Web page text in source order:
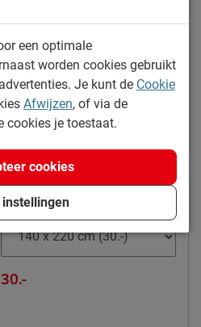
Nee
Lowen
kunststof
5 jaar garantie op de box en
het matras volgens
Beddenreus voorwaarden; 3
jaar op het topmatras
volgens Beddenreus
Kies alternatief
dekbed synthetisch
5% korting
Maat
30.-
een optimale
worden cookies gebruikt
Je kunt de Cookie
Afwijzen, of via de
cookies je toestaat.
instellingen
cookies